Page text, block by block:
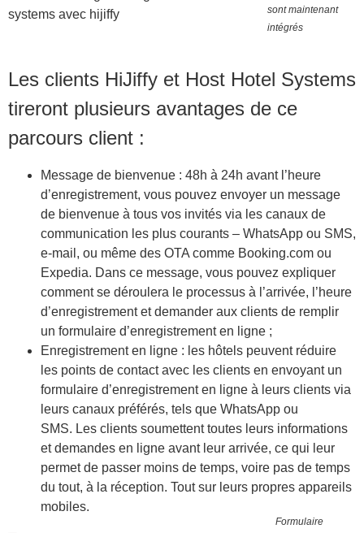
sont maintenant
intégrés
Les clients HiJiffy et Host Hotel Systems
tireront plusieurs avantages de ce
parcours client :
Message de bienvenue : 48h à 24h avant l’heure
d’enregistrement, vous pouvez envoyer un message
de bienvenue à tous vos invités via les canaux de
communication les plus courants – WhatsApp ou SMS,
e-mail, ou même des OTA comme Booking.com ou
Expedia. Dans ce message, vous pouvez expliquer
comment se déroulera le processus à l’arrivée, l’heure
d’enregistrement et demander aux clients de remplir
un formulaire d’enregistrement en ligne ;
Enregistrement en ligne : les hôtels peuvent réduire
les points de contact avec les clients en envoyant un
formulaire d’enregistrement en ligne à leurs clients via
leurs canaux préférés, tels que WhatsApp ou
SMS. Les clients soumettent toutes leurs informations
et demandes en ligne avant leur arrivée, ce qui leur
permet de passer moins de temps, voire pas de temps
du tout, à la réception. Tout sur leurs propres appareils
mobiles.
Formulaire